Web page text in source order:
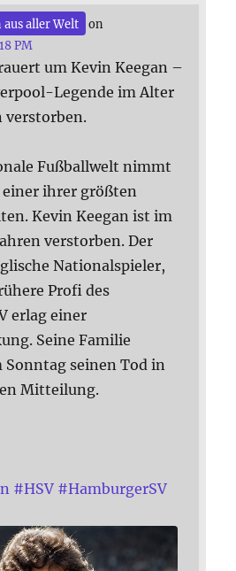
aller Welt
on
PM
um Kevin Keegan –
Legende im Alter
verstorben.
Fußballwelt nimmt
einer ihrer größten
Kevin Keegan ist im
verstorben. Der
Nationalspieler,
Profi des
erlag einer
Seine Familie
Sonntag seinen Tod in
Mitteilung.
#HSV #HamburgerSV